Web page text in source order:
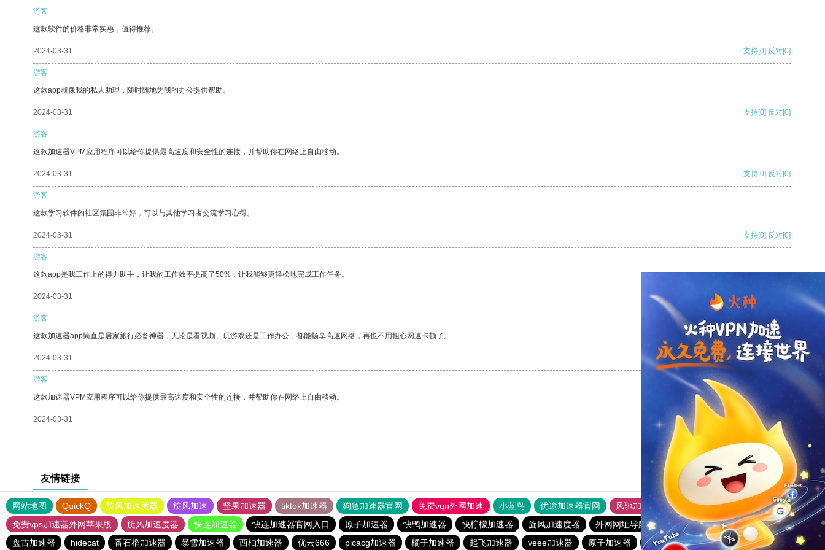
游客
这款软件的价格非常实惠，值得推荐。
2024-03-31 支持[0] 反对[0]
游客
这款app就像我的私人助理，随时随地为我的办公提供帮助。
2024-03-31 支持[0] 反对[0]
游客
这款加速器VPM应用程序可以给你提供最高速度和安全性的连接，并帮助你在网络上自由移动。
2024-03-31 支持[0] 反对[0]
游客
这款学习软件的社区氛围非常好，可以与其他学习者交流学习心得。
2024-03-31 支持[0] 反对[0]
游客
这款app是我工作上的得力助手，让我的工作效率提高了50%，让我能够更轻松地完成工作任务。
2024-03-31 支持
游客
这款加速器app简直是居家旅行必备神器，无论是看视频、玩游戏还是工作办公，都能畅享高速网络，再也不用担心网速卡顿了。
2024-03-31 支持[0] 反对[0]
游客
这款加速器VPM应用程序可以给你提供最高速度和安全性的连接，并帮助你在网络上自由移动。
2024-03-31 支持[0] 反对[0]
友情链接
网站地图 QuickQ 旋风加速度器 旋风加速 坚果加速器 tiktok加速器 狗急加速器官网 免费vqn外网加速 小蓝鸟 优途加速器官网 风驰加速器
旋风加速器
免费vps加速器外网苹果版
旋风加速度器 快连加速器 快连加速器官网入口 原子加速器 快鸭加速器 快柠檬加速器 旋风加速度器 外网网址导航 软件中心
蚂蚁加速器
盘古加速器
hidecat 番石榴加速器 暴雪加速器 西柚加速器 优云666 picacg加速器 橘子加速器 起飞加速器 veee加速器 原子加速器 小猫咪crash加速器 点点加速器